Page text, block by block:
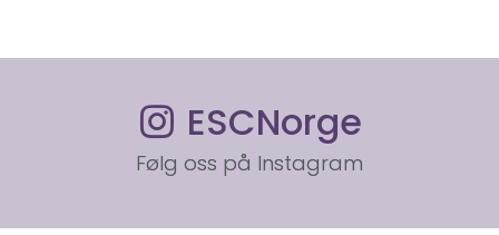
ESCNorge
Følg oss på Instagram